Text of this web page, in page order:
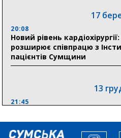
У Сумах завершили
атак: Ніколаєнко підбив
наслідків
17
20:08
Новий рівень
розширює співпрацю з
пацієнтів Сумщини
13
21:45
збільшити завантаження
виробників”, – нардеп Максим